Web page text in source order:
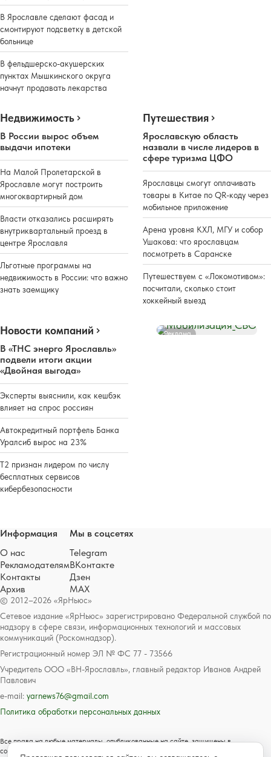
В Ярославле сделают фасад и
смонтируют подсветку в детской
больнице
В фельдшерско-акушерских
пунктах Мышкинского округа
начнут продавать лекарства
Недвижимость
В России вырос объем
выдачи ипотеки
На Малой Пролетарской в
Ярославле могут построить
многоквартирный дом
Власти отказались расширять
внутриквартальный проезд в
центре Ярославля
Льготные программы на
недвижимость в России: что важно
знать заемщику
Путешествия
Ярославскую область
назвали в числе лидеров в
сфере туризма ЦФО
Ярославцы смогут оплачивать
товары в Китае по QR-коду через
мобильное приложение
Арена уровня КХЛ, МГУ и собор
Ушакова: что ярославцам
посмотреть в Саранске
Путешествуем с «Локомотивом»:
посчитали, сколько стоит
хоккейный выезд
Новости компаний
В «ТНС энерго Ярославль»
подвели итоги акции
«Двойная выгода»
Эксперты выяснили, как кешбэк
влияет на спрос россиян
Автокредитный портфель Банка
Уралсиб вырос на 23%
Т2 признан лидером по числу
бесплатных сервисов
кибербезопасности
Реклама
© 2012–2026 «ЯрНьюс»
Сетевое издание «ЯрНьюс» зарегистрировано Федеральной службой по
надзору в сфере связи, информационных технологий и массовых
коммуникаций (Роскомнадзор).
Регистрационный номер ЭЛ № ФС 77 - 73566
Учредитель ООО «ВН-Ярославль», главный редактор Иванов Андрей
Павлович
e-mail: yarnews76@gmail.com
Политика обработки персональных данных
Все права на любые материалы, опубликованные на сайте, защищены в
соответствии с российским и международным законодательством об авторском
Информация
О нас
Рекламодателям
Контакты
Архив
Мы в соцсетях
Telegram
ВКонтакте
Дзен
MAX